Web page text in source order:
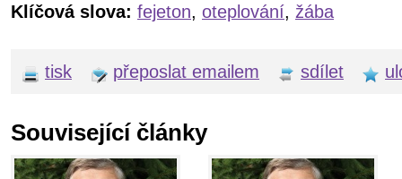
Klíčová slova: fejeton, oteplování, žába
tisk přeposlat emailem sdílet
Související články